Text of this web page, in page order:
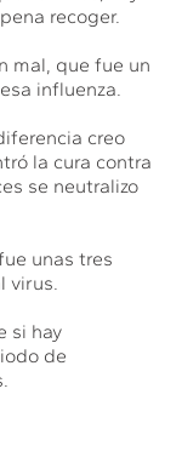
recoger.
mal, que fue un
influenza.
creo
la cura contra
se neutralizo
unas tres
virus.
si hay
de